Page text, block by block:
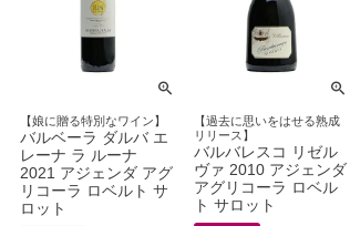
【娘に贈る特別なワイン】
バルベーラ ダルバ エ
レーナ ラ ルーナ
2021 アジェンダ アグ
リコーラ ロベルト サ
ロット
【過去に思いをはせる熟成
リリース】
バルバレスコ リゼル
ヴァ 2010 アジェンダ
アグリコーラ ロベル
ト サロット